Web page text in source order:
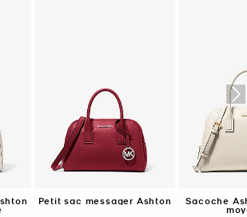
Petit sac messager Ashton Sacoche